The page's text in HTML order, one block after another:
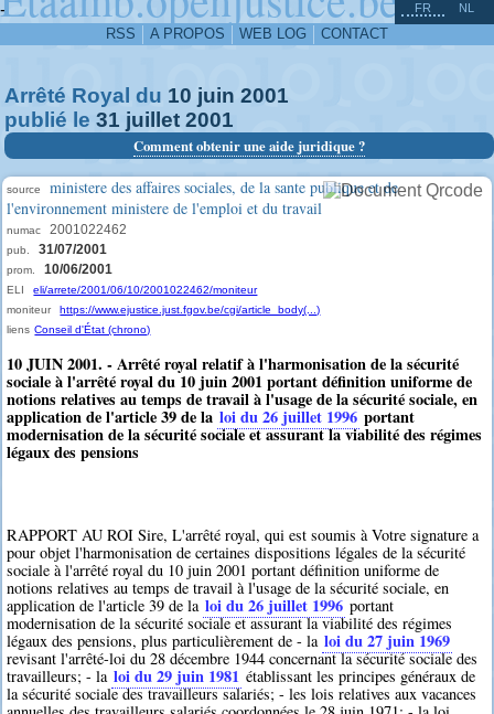
-
RSS A PROPOS WEB LOG CONTACT
FR NL
Arrêté Royal du 10 juin 2001
publié le 31 juillet 2001
Comment obtenir une aide juridique ?
source
ministere des affaires sociales, de la sante publique et de
l'environnement ministere de l'emploi et du travail
numac 2001022462
pub. 31/07/2001
prom. 10/06/2001
ELI
eli/arrete/2001/06/10/2001022462/moniteur
moniteur
https://www.ejustice.just.fgov.be/cgi/article_body(...)
liens Conseil d'État (chrono)
10 JUIN 2001. - Arrêté royal relatif à l'harmonisation de la sécurité
sociale à l'arrêté royal du 10 juin 2001 portant définition uniforme de
notions relatives au temps de travail à l'usage de la sécurité sociale, en
application de l'article 39 de la loi du 26 juillet 1996 portant
modernisation de la sécurité sociale et assurant la viabilité des régimes
légaux des pensions
RAPPORT AU ROI Sire, L'arrêté royal, qui est soumis à Votre signature a
pour objet l'harmonisation de certaines dispositions légales de la sécurité
sociale à l'arrêté royal du 10 juin 2001 portant définition uniforme de
notions relatives au temps de travail à l'usage de la sécurité sociale, en
application de l'article 39 de la loi du 26 juillet 1996 portant
modernisation de la sécurité sociale et assurant la viabilité des régimes
légaux des pensions, plus particulièrement de - la loi du 27 juin 1969
revisant l'arrêté-loi du 28 décembre 1944 concernant la sécurité sociale des
travailleurs; - la loi du 29 juin 1981 établissant les principes généraux de
la sécurité sociale des travailleurs salariés; - les lois relatives aux vacances
^